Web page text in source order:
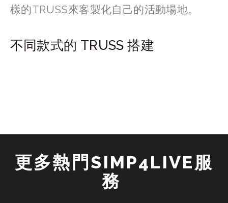
樣的TRUSS來客製化自己的活動場地。
不同款式的 TRUSS 搭建
更多熱門SIMP4LIVE服
務